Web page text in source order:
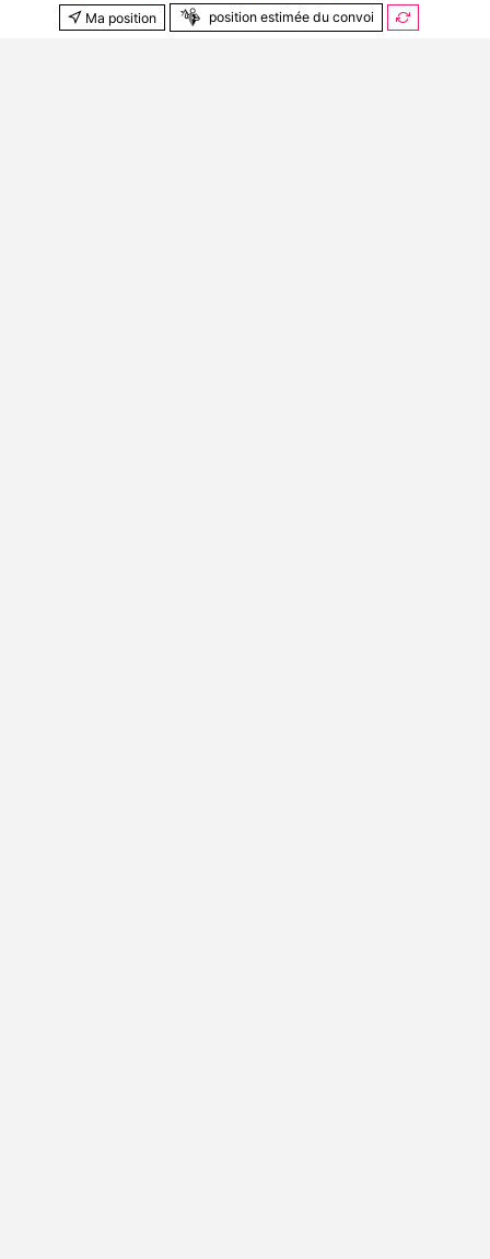
Ma position position estimée du convoi